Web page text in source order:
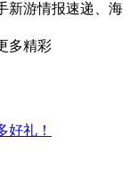
新游情报速递、海
多精彩
好礼！